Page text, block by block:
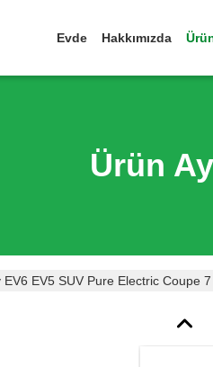
Evde Hakkımızda
Ürün
EV5 SUV Pure Electric Coupe